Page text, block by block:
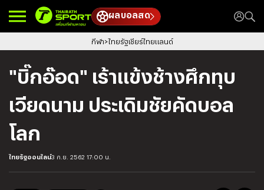
ผลบอลสด
กีฬา ไทยรัฐเชียร์ไทยแลนด์
"บิ๊กอ๊อด" เร้าแข้งช้างศึกทุบ
เวียดนาม ประเดิมชัยคัดบอล
โลก
ไทยรัฐออนไลน์3 ก.ย. 2562 17:00 น.